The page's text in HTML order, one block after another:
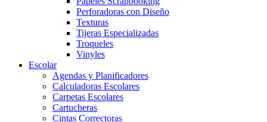
Perforadoras con Diseño
Texturas
Tijeras Especializadas
Troqueles
Vinyles
Escolar
Agendas y Planificadores
Calculadoras Escolares
Carpetas Escolares
Cartucheras
Cintas Correctoras